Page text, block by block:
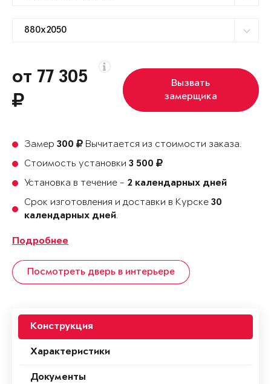
от 77 305
Вызвать
замерщика
Замер 300
Вычитается из стоимости заказа.
Стоимость установки 3 500
Установка в течение - 2 календарных дней
Срок изготовления и доставки в Курске 30
календарных дней.
Подробнее
Посмотреть дверь в интерьере
Конструкция
Характеристики
Документы